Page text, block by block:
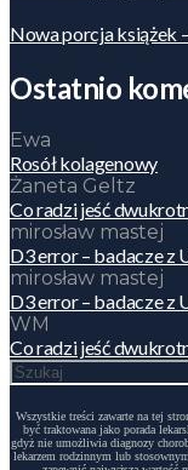
Nowa porcja książek
Ostatnio
Ewa
Rosół kolagenowy
Żaneta Geltz
Co radzi jeść
mirosław mastej
D3 error – badacze z
mirosław mastej
D3 error – badacze z
WM
Co radzi jeść
Wszystkie treści zawarte na tej
być traktowana jako porada
gdyż nie umożliwia diagnozy
lekarzem rodzinnym lub